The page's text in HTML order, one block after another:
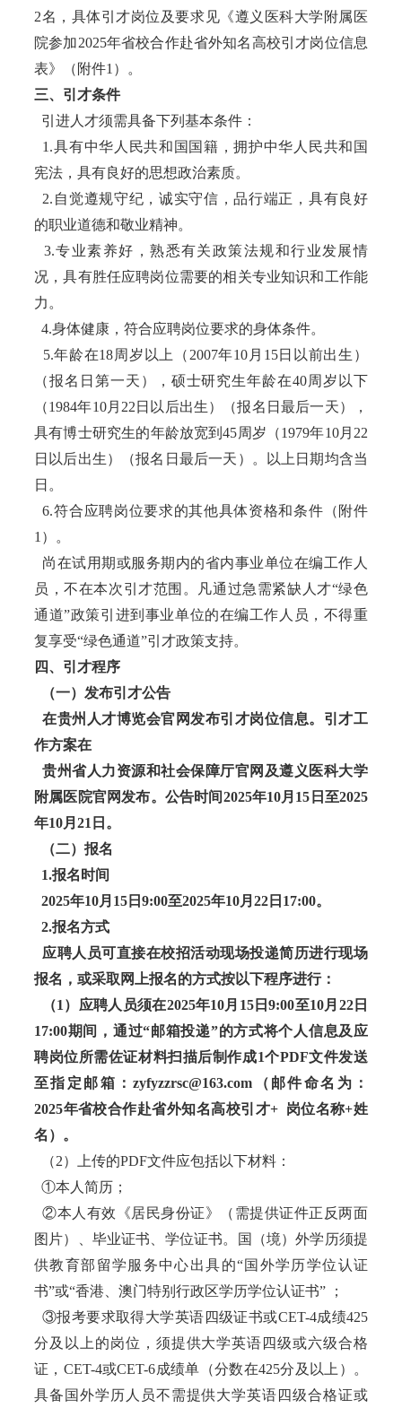
2名，具体引才岗位及要求见《遵义医科大学附属医
院参加2025年省校合作赴省外知名高校引才岗位信息
表》（附件1）。
三、引才条件
引进人才须需具备下列基本条件：
1.具有中华人民共和国国籍，拥护中华人民共和国
宪法，具有良好的思想政治素质。
2.自觉遵规守纪，诚实守信，品行端正，具有良好
的职业道德和敬业精神。
3.专业素养好，熟悉有关政策法规和行业发展情
况，具有胜任应聘岗位需要的相关专业知识和工作能
力。
4.身体健康，符合应聘岗位要求的身体条件。
5.年龄在18周岁以上（2007年10月15日以前出生）
（报名日第一天），硕士研究生年龄在40周岁以下
（1984年10月22日以后出生）（报名日最后一天），
具有博士研究生的年龄放宽到45周岁（1979年10月22
日以后出生）（报名日最后一天）。以上日期均含当
日。
6.符合应聘岗位要求的其他具体资格和条件（附件
1）。
尚在试用期或服务期内的省内事业单位在编工作人
员，不在本次引才范围。凡通过急需紧缺人才“绿色
通道”政策引进到事业单位的在编工作人员，不得重
复享受“绿色通道”引才政策支持。
四、引才程序
（一）发布引才公告
在贵州人才博览会官网发布引才岗位信息。引才工
作方案在
贵州省人力资源和社会保障厅官网及遵义医科大学
附属医院官网发布。公告时间2025年10月15日至2025
年10月21日。
（二）报名
1.报名时间
2025年10月15日9:00至2025年10月22日17:00。
2.报名方式
应聘人员可直接在校招活动现场投递简历进行现场
报名，或采取网上报名的方式按以下程序进行：
（1）应聘人员须在2025年10月15日9:00至10月22日
17:00期间，通过“邮箱投递”的方式将个人信息及应
聘岗位所需佐证材料扫描后制作成1个PDF文件发送
至指定邮箱：zyfyzzrsc@163.com（邮件命名为：
2025年省校合作赴省外知名高校引才+ 岗位名称+姓
名）。
（2）上传的PDF文件应包括以下材料：
①本人简历；
②本人有效《居民身份证》（需提供证件正反两面
图片）、毕业证书、学位证书。国（境）外学历须提
供教育部留学服务中心出具的“国外学历学位认证
书”或“香港、澳门特别行政区学历学位认证书” ；
③报考要求取得大学英语四级证书或CET-4成绩425
分及以上的岗位，须提供大学英语四级或六级合格
证，CET-4或CET-6成绩单（分数在425分及以上）。
具备国外学历人员不需提供大学英语四级合格证或